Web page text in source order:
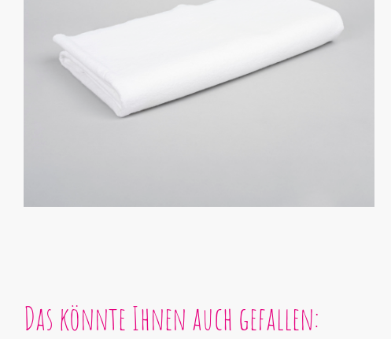
Das könnte Ihnen auch gefallen: